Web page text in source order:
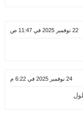
22 نوفمبر 2025 في 11:47 ص
24 نوفمبر 2025 في 6:22 م